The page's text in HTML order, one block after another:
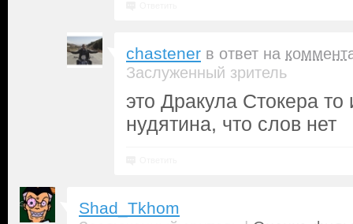
chastener в ответ на
Заслуженный зритель
это Дракула Стокера то
нудятина, что слов нет
Shad_Tkhom